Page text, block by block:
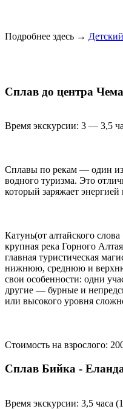
Подробнее здесь →
Сплав до центра
Время экскурсии: 3 — 3,5
Сплавы по рекам — один
водного туризма. Это
который заряжает
Катунь(от алтайского
крупная река Горного
главная туристическая
нижнюю, среднюю и
свои особенности: одни
другие — бурные и
или высокого уровня
Стоимость на взрослого:
Сплав Бийка -
Время экскурсии: 3,5 часа